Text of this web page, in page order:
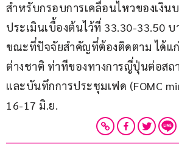
สำหรับกรอบการเคลื่อนไหวของเงิน
ประเมินเบื้องต้นไว้ที่ 33.30-33.50
ขณะที่ปัจจัยสำคัญที่ต้องติดตาม ได้แ
ต่างชาติ ท่าทีของทางการญี่ปุ่นต่อสถ
และบันทึกการประชุมเฟด (FOMC
16-17 มิ.ย.